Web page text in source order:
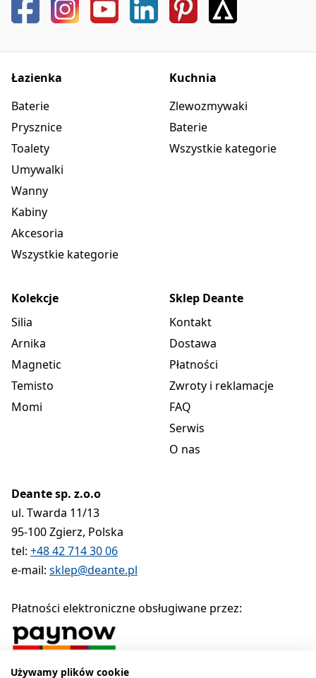
Łazienka
Baterie
Prysznice
Toalety
Umywalki
Wanny
Kabiny
Akcesoria
Wszystkie kategorie
Kuchnia
Zlewozmywaki
Baterie
Wszystkie kategorie
Kolekcje
Silia
Arnika
Magnetic
Temisto
Momi
Sklep Deante
Kontakt
Dostawa
Płatności
Zwroty i reklamacje
FAQ
Serwis
O nas
Deante sp. z.o.o
ul. Twarda 11/13
95-100 Zgierz, Polska
tel: +48 42 714 30 06
e-mail: sklep@deante.pl
Płatności elektroniczne obsługiwane przez:
Używamy plików cookie